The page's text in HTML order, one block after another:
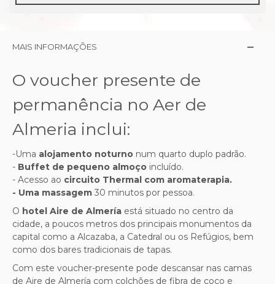
MAIS INFORMAÇÕES
O voucher presente de
permanência no Aer de
Almeria inclui:
-Uma alojamento noturno num quarto duplo padrão.
- Buffet de pequeno almoço incluído.
- Acesso ao circuito Thermal com aromaterapia.
- Uma massagem 30 minutos por pessoa.
O hotel Aire de Almería está situado no centro da
cidade, a poucos metros dos principais monumentos da
capital como a Alcazaba, a Catedral ou os Refúgios, bem
como dos bares tradicionais de tapas.
Com este voucher-presente pode descansar nas camas
de Aire de Almería com colchões de fibra de coco e